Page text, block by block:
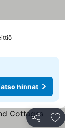
hinnat
Jaa